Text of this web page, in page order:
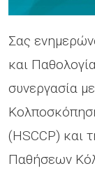
Σας
και
συνεργασία
(HSCCP) και
Παθήσεων